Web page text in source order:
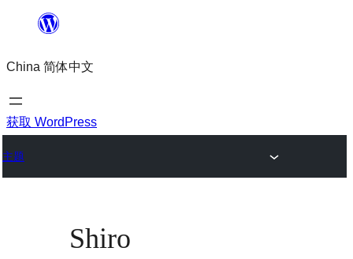
内
容
China 简体中文
获取 WordPress
主题
Shiro